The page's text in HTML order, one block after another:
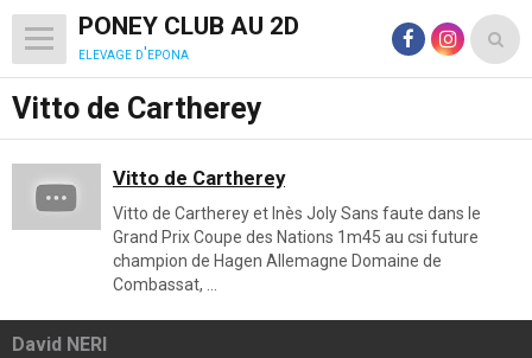
PONEY CLUB AU 2D
elevage d'epona
Vitto de Cartherey
Vitto de Cartherey
Vitto de Cartherey et Inès Joly Sans faute dans le
Grand Prix Coupe des Nations 1m45 au csi future
champion de Hagen Allemagne Domaine de
Combassat, ...
David NERI